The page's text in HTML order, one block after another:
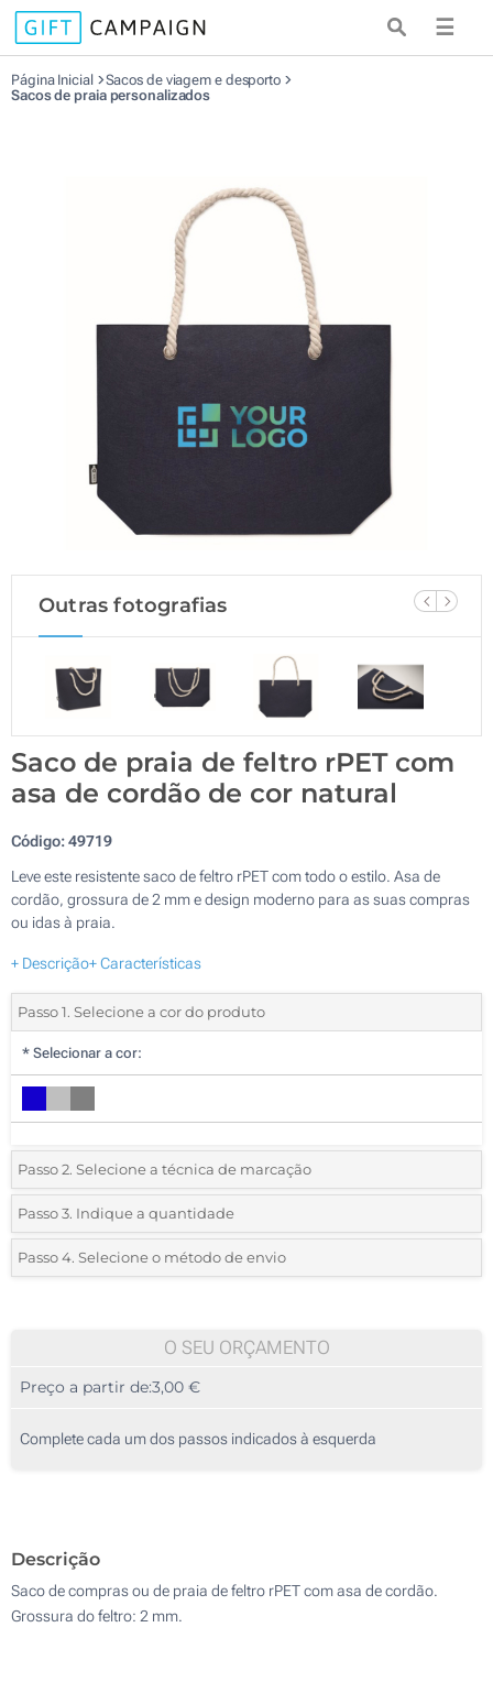
☰
Página Inicial
Sacos de viagem e desporto
Sacos de praia personalizados
Outras fotografias
Saco de praia de feltro rPET com
asa de cordão de cor natural
Código:49719
Leve este resistente saco de feltro rPET com todo o estilo. Asa de
cordão, grossura de 2 mm e design moderno para as suas compras
ou idas à praia.
+ Descrição+ Características
Passo 1. Selecione a cor do produto
* Selecionar a cor:
Passo 2. Selecione a técnica de marcação
*Selecione o tipo de marcação e as cores do logotipo:
1 Cor (Num lado)
Passo 3. Indique a quantidade
*Quantidade mínima:10
20
50
Outra :
Passo 4. Selecione o método de envio
O SEU ORÇAMENTO
Preço a partir de:3,00 €
Complete cada um dos passos indicados à esquerda
Descrição
Saco de compras ou de praia de feltro rPET com asa de cordão.
Grossura do feltro: 2 mm.